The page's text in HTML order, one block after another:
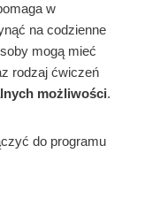
w
na codzienne
mogą mieć
rodzaj ćwiczeń
możliwości.
do programu